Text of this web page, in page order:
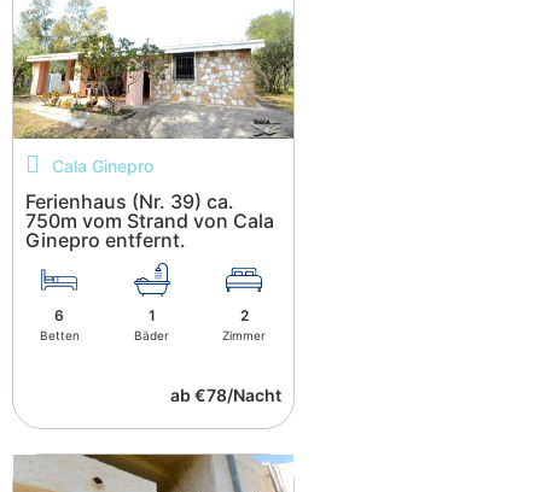
Cala Ginepro
Ferienhaus (Nr. 39) ca.
750m vom Strand von Cala
Ginepro entfernt.
6
Betten
1
Bäder
2
Zimmer
ab €78/Nacht